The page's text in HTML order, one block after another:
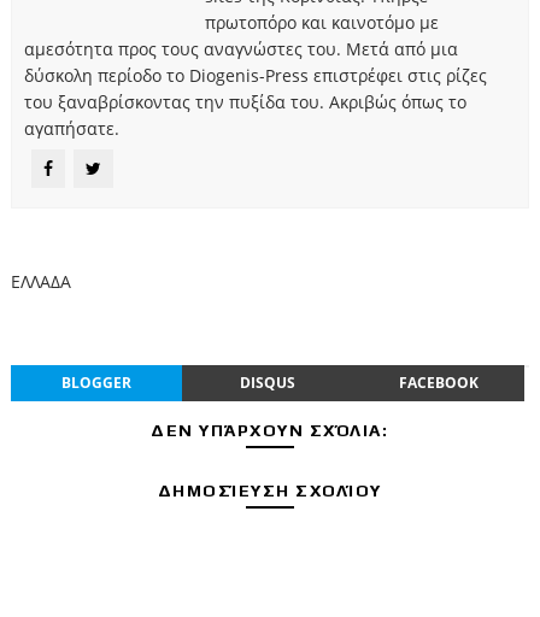
πρωτοπόρο και καινοτόμο με
αμεσότητα προς τους αναγνώστες του. Μετά από μια
δύσκολη περίοδο το Diogenis-Press επιστρέφει στις ρίζες
του ξαναβρίσκοντας την πυξίδα του. Ακριβώς όπως το
αγαπήσατε.
ΕΛΛΑΔΑ
BLOGGER DISQUS FACEBOOK
ΔΕΝ ΥΠΆΡΧΟΥΝ ΣΧΌΛΙΑ:
ΔΗΜΟΣΊΕΥΣΗ ΣΧΟΛΊΟΥ